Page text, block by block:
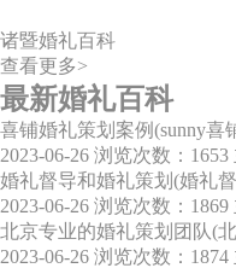
诸暨婚礼百科
查看更多>
最新婚礼百科
喜铺婚礼策划案例(sunny喜
2023-06-26 浏览次数：1653
婚礼督导和婚礼策划(婚礼
2023-06-26 浏览次数：1869
北京专业的婚礼策划团队(
2023-06-26 浏览次数：1874